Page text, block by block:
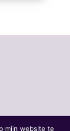
mijn website te